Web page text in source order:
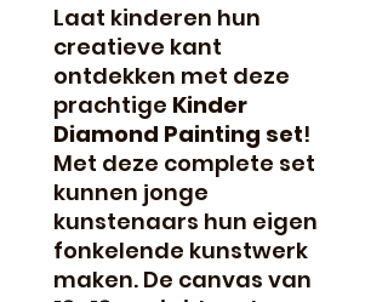
Laat kinderen hun
creatieve kant
ontdekken met deze
prachtige Kinder
Diamond Painting set!
Met deze complete set
kunnen jonge
kunstenaars hun eigen
fonkelende kunstwerk
maken. De canvas van